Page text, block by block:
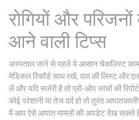
रोगियों और
आने वाली टिप्स
अस्पताल जाने से पहले ये आसान चेकलिस्ट
मेडिकल रिकॉर्ड साथ रखें, दवा की लिस्ट और
लें और यदि सर्जरी है तो प्री-ऑप जांचों की
कोई परेशानी या तेज दर्द हो तो तुरंत
में आप ऐसे आपात मामलों की अपडेट देख सकते